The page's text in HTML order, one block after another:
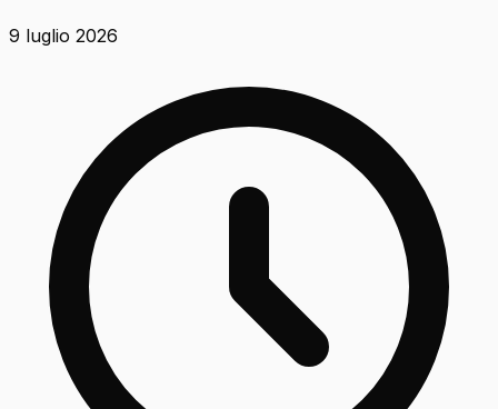
9 luglio 2026